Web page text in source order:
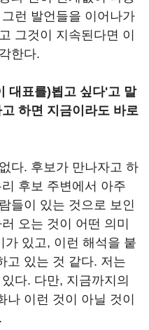
런 발언들을 이어나가
그것이 지속된다면 이
한다.
대표를)뵙고 싶다'고 말
하면 지금이라도 바로
다. 후보가 만나자고 하
후보 주변에서 아주
들이 있는 것으로 보인
오는 것이 어떤 의미
가 있고, 이런 해석을 붙
고 있는 것 같다. 저는
다. 다만, 지금까지의
이런 것이 아닐 것이